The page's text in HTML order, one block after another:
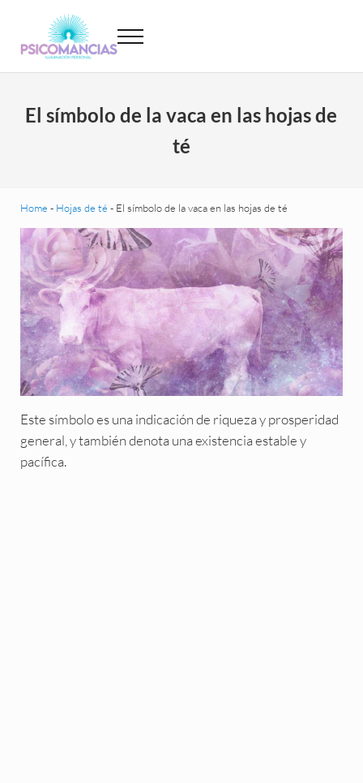
Psicomancias
Menu
El símbolo de la vaca en las hojas de
té
Home - Hojas de té - El símbolo de la vaca en las hojas de té
Este símbolo es una indicación de riqueza y prosperidad
general, y también denota una existencia estable y
pacífica.